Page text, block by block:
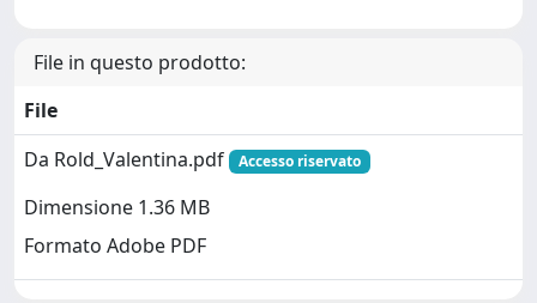
File in questo prodotto:
File
Da Rold_Valentina.pdf
Accesso riservato
Dimensione 1.36 MB
Formato Adobe PDF